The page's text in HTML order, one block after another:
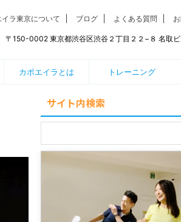
イラ東京について ブログ よくある質問
〒150-0002 東京都渋谷区渋谷２丁目２２−８ 名取ビ
カポエイラとは トレーニング
サイト内検索